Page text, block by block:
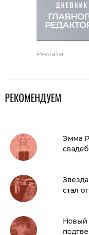
Реклама
РЕКОМЕНДУЕМ
Эмма
стал
Новый